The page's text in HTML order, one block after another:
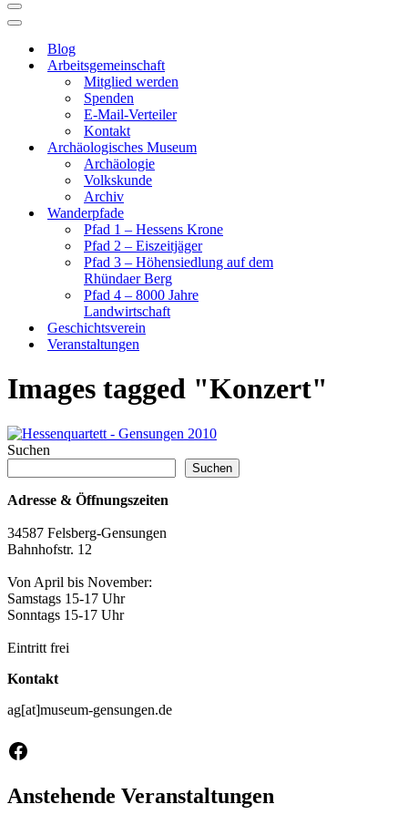
Navigationsmenü
Navigationsmenü
Blog
Arbeitsgemeinschaft
Mitglied werden
Spenden
E-Mail-Verteiler
Kontakt
Archäologisches Museum
Archäologie
Volkskunde
Archiv
Wanderpfade
Pfad 1 – Hessens Krone
Pfad 2 – Eiszeitjäger
Pfad 3 – Höhensiedlung auf dem
Rhündaer Berg
Pfad 4 – 8000 Jahre
Landwirtschaft
Geschichtsverein
Veranstaltungen
Images tagged "Konzert"
Suchen
Suchen
Adresse & Öffnungszeiten
34587 Felsberg-Gensungen
Bahnhofstr. 12
Von April bis November:
Samstags 15-17 Uhr
Sonntags 15-17 Uhr
Eintritt frei
Kontakt
ag[at]museum-gensungen.de
Facebook
Anstehende Veranstaltungen